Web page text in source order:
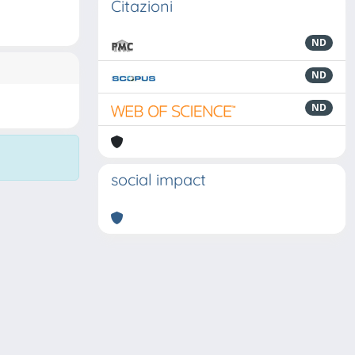
Citazioni
ND
ND
ND
social impact